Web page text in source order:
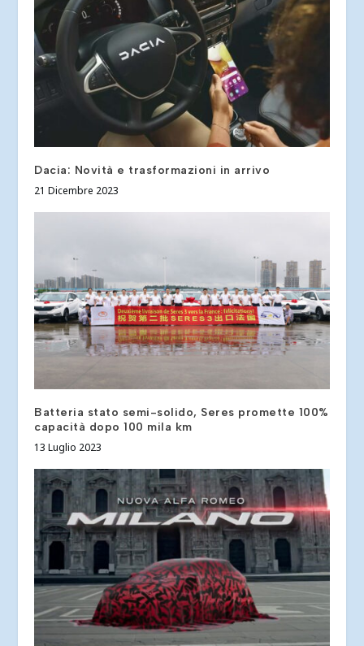
Dacia: Novità e trasformazioni in arrivo
21 Dicembre 2023
Batteria stato semi-solido, Seres promette 100%
capacità dopo 100 mila km
13 Luglio 2023